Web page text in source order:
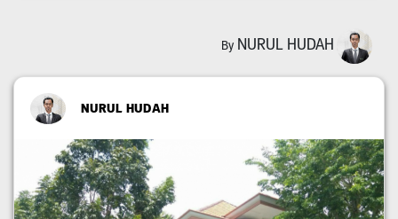
By NURUL HUDAH
NURUL HUDAH